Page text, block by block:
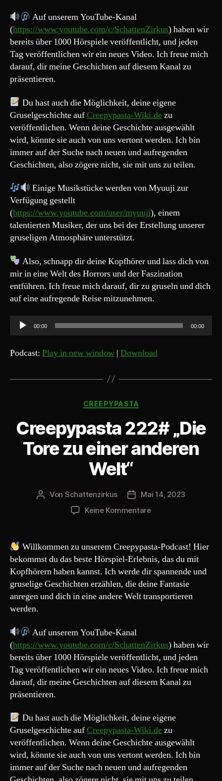
Auf unserem YouTube-Kanal
(https://www.youtube.com/c/SchattenZirkus) haben wir
bereits über 1000 Hörspiele veröffentlicht, und jeden
Tag veröffentlichen wir ein neues Video. Ich freue mich
darauf, dir meine Geschichten auf diesem Kanal zu
präsentieren.
Du hast auch die Möglichkeit, deine eigene
Gruselgeschichte aufCreepypasta-Wiki.dezu
veröffentlichen. Wenn deine Geschichte ausgewählt
wird, könnte sie auch von uns vertont werden. Ich bin
immer auf der Suche nach neuen und aufregenden
Geschichten, also zögere nicht, sie mit uns zu teilen.
Einige Musikstücke werden von Myuuji zur
Verfügung gestellt
(https://www.youtube.com/user/myuuji), einem
talentierten Musiker, der uns bei der Erstellung unserer
gruseligen Atmosphäre unterstützt.
Also, schnapp dir deine Kopfhörer und lass dich von
mir in eine Welt des Horrors und der Faszination
entführen. Ich freue mich darauf, dir zu gruseln und dich
auf eine aufregende Reise mitzunehmen.
u
d
00:00 00:00
Podcast: Play in new window | Download
Kategorien
CREEPYPASTA
Creepypasta 222# „Die
Tore zu einer anderen
Welt“
Beitragsautor
Von Schattenzirkus Beitragsdatum
Mai 14, 2023
Keine Kommentarezu
„Die
zu
einer
anderen
Welt“
Willkommen zu unserem Creepypasta-Podcast! Hier
bekommst du das beste Hörspiel-Erlebnis, das du mit
Kopfhörern haben kannst. Ich werde dir spannende und
gruselige Geschichten erzählen, die deine Fantasie
anregen und dich in eine andere Welt transportieren
werden.
Auf unserem YouTube-Kanal
(https://www.youtube.com/c/SchattenZirkus) haben wir
bereits über 1000 Hörspiele veröffentlicht, und jeden
Tag veröffentlichen wir ein neues Video. Ich freue mich
darauf, dir meine Geschichten auf diesem Kanal zu
präsentieren.
Du hast auch die Möglichkeit, deine eigene
Gruselgeschichte aufCreepypasta-Wiki.dezu
veröffentlichen. Wenn deine Geschichte ausgewählt
wird, könnte sie auch von uns vertont werden. Ich bin
immer auf der Suche nach neuen und aufregenden